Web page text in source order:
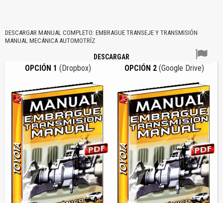
DESCARGAR MANUAL COMPLETO: EMBRAGUE TRANSEJE Y TRANSMISIÓN
MANUAL MECÁNICA AUTOMOTRÍZ
DESCARGAR
OPCIÓN 1 (Dropbox) OPCIÓN 2 (Google Drive)